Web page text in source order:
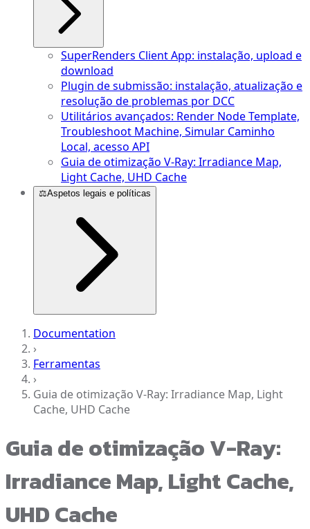
SuperRenders Client App: instalação, upload e
download
Plugin de submissão: instalação, atualização e
resolução de problemas por DCC
Utilitários avançados: Render Node Template,
Troubleshoot Machine, Simular Caminho
Local, acesso API
Guia de otimização V-Ray: Irradiance Map,
Light Cache, UHD Cache
⚖️Aspetos legais e políticas
Documentation
›
Ferramentas
›
Guia de otimização V-Ray: Irradiance Map, Light
Cache, UHD Cache
Guia de otimização V-Ray:
Irradiance Map, Light Cache,
UHD Cache